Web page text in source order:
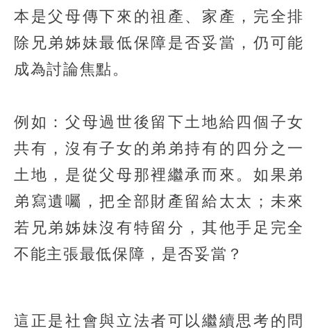
本是父母傳下來的祖產、家產，完全排
除兄弟姊妹最低保障是否妥當，仍可能
成為討論焦點。
例如：父母過世後留下土地給四個子女
共有，沒有子女的弟弟持有的四分之一
土地，是從父母那裡繼承而來。如果弟
弟寫遺囑，把全部財產留給太太；未來
若兄弟姊妹沒有特留分，其他手足完全
不能主張最低保障，是否妥當？
這正是社會與立法者可以繼續思考的問